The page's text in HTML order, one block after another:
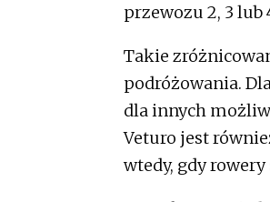
przewozu 2, 3 lub
Takie
podróżowania.
dla innych
Veturo jest
wtedy, gdy